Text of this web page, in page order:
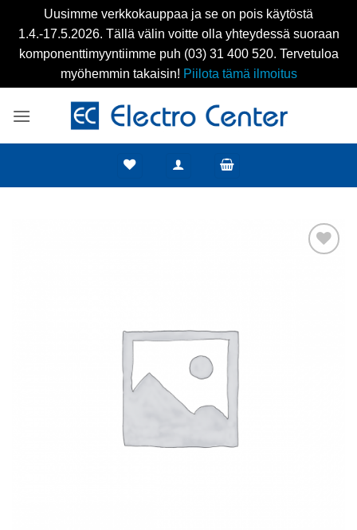
Uusimme verkkokauppaa ja se on pois käytöstä
1.4.-17.5.2026. Tällä välin voitte olla yhteydessä suoraan
komponenttimyyntiimme puh (03) 31 400 520. Tervetuloa
myöhemmin takaisin! Piilota tämä ilmoitus